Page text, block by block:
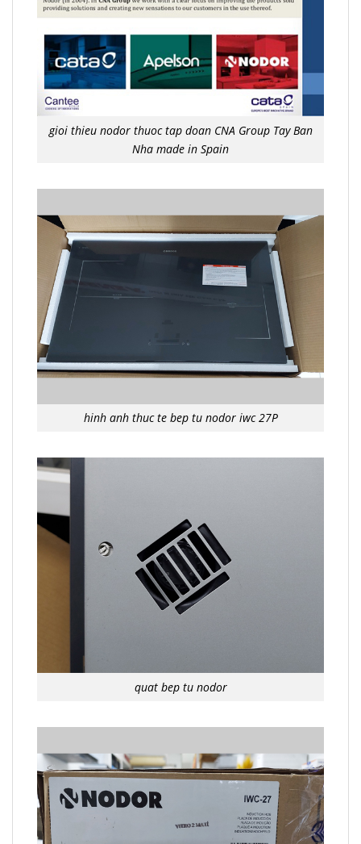
gioi thieu nodor thuoc tap doan CNA Group Tay Ban
Nha made in Spain
hinh anh thuc te bep tu nodor iwc 27P
quat bep tu nodor